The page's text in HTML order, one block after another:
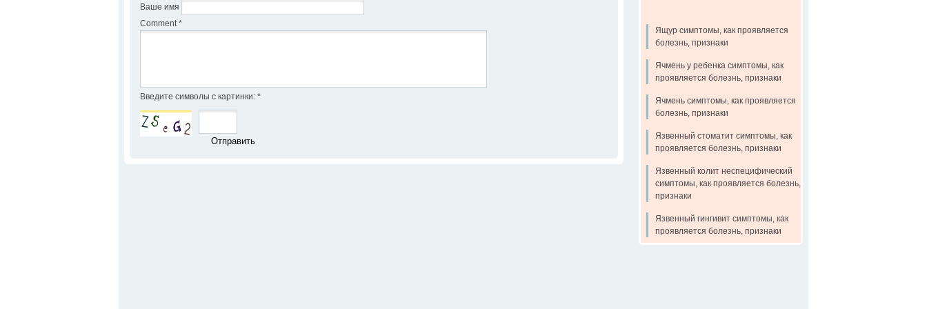
Ваше имя
Comment *
Введите символы с картинки: *
Ящур симптомы, как проявляется
болезнь, признаки
Ячмень у ребенка симптомы, как
проявляется болезнь, признаки
Ячмень симптомы, как проявляется
болезнь, признаки
Язвенный стоматит симптомы, как
проявляется болезнь, признаки
Язвенный колит неспецифический
симптомы, как проявляется болезнь,
признаки
Язвенный гингивит симптомы, как
проявляется болезнь, признаки